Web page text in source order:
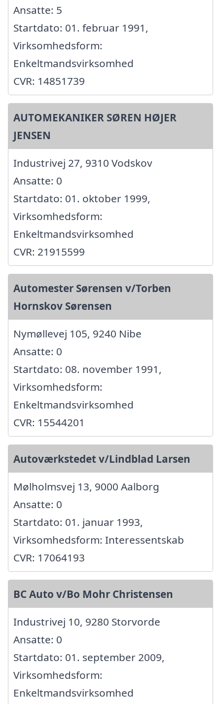
Ansatte: 5
Startdato: 01. februar 1991,
Virksomhedsform:
Enkeltmandsvirksomhed
CVR: 14851739
AUTOMEKANIKER SØREN HØJER
JENSEN
Industrivej 27, 9310 Vodskov
Ansatte: 0
Startdato: 01. oktober 1999,
Virksomhedsform:
Enkeltmandsvirksomhed
CVR: 21915599
Automester Sørensen v/Torben
Hornskov Sørensen
Nymøllevej 105, 9240 Nibe
Ansatte: 0
Startdato: 08. november 1991,
Virksomhedsform:
Enkeltmandsvirksomhed
CVR: 15544201
Autoværkstedet v/Lindblad Larsen
Mølholmsvej 13, 9000 Aalborg
Ansatte: 0
Startdato: 01. januar 1993,
Virksomhedsform: Interessentskab
CVR: 17064193
BC Auto v/Bo Mohr Christensen
Industrivej 10, 9280 Storvorde
Ansatte: 0
Startdato: 01. september 2009,
Virksomhedsform:
Enkeltmandsvirksomhed